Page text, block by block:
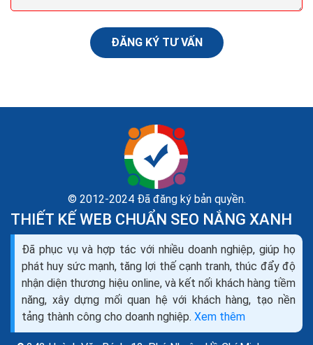
thiệu...
Thiết kế website bán máy đếm tiền seo quảng cáo
marketing ra đơn 100%
Bạn đang cần tìm hiểu về thiết kế web bán máy đếm
tiền như thế nào cho chuyên nghiệp, để mang lại hiệu
quả kinh doanh cao nhất trong thời buổi kinh doanh...
ĐĂNG KÝ TƯ VẤN
© 2012-2024 Đã đăng ký bản quyền.
THIẾT KẾ WEB CHUẨN SEO NẮNG XANH
Đã phục vụ và hợp tác với nhiều doanh nghiệp, giúp họ
phát huy sức mạnh, tăng lợi thế cạnh tranh, thúc đẩy độ
nhận diện thương hiệu online, và kết nối khách hàng tiềm
năng, xây dựng mối quan hệ với khách hàng, tạo nền
tảng thành công cho doanh nghiệp. Xem thêm